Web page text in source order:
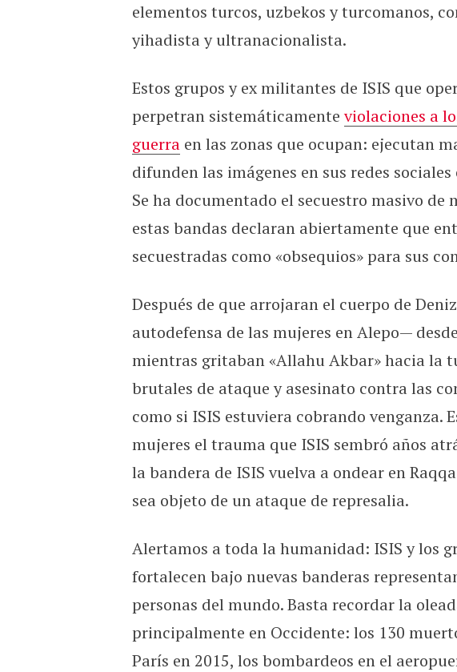
elementos turcos, uzbekos y turcomanos,
yihadista y ultranacionalista.
Estos grupos y ex militantes de ISIS que
perpetran sistemáticamenteviolaciones a
guerraen las zonas que ocupan: ejecutan
difunden las imágenes en sus redes
Se ha documentado el secuestro masivo de
estas bandas declaran abiertamente que
secuestradas como «obsequios» para sus
Después de que arrojaran el cuerpo de
autodefensa de las mujeres en Alepo—
mientras gritaban «Allahu Akbar» hacia la
brutales de ataque y asesinato contra las
como si ISIS estuviera cobrando venganza.
mujeres el trauma que ISIS sembró años
la bandera de ISIS vuelva a ondear en
sea objeto de un ataque de represalia.
Alertamos a toda la humanidad: ISIS y los
fortalecen bajo nuevas banderas
personas del mundo. Basta recordar la
principalmente en Occidente: los 130
París en 2015, los bombardeos en el